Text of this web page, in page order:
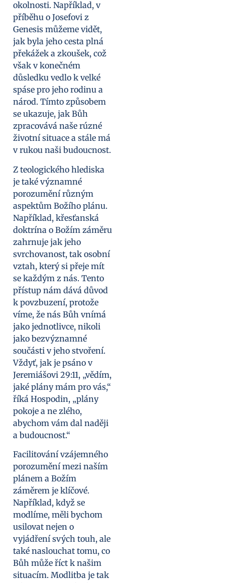
okolnosti. Například, v
příběhu o Josefovi z
Genesis můžeme vidět,
jak byla jeho cesta plná
překážek a zkoušek, což
však v konečném
důsledku vedlo k velké
spáse pro jeho rodinu a
národ. Tímto způsobem
se ukazuje, jak Bůh
zpracovává naše rúzné
životní situace a stále má
v rukou naši budoucnost.
Z teologického hlediska
je také významné
porozumění různým
aspektům Božího plánu.
Například, křesťanská
doktrína o Božím záměru
zahrnuje jak jeho
svrchovanost, tak osobní
vztah, který si přeje mít
se každým z nás. Tento
přístup nám dává důvod
k povzbuzení, protože
víme, že nás Bůh vnímá
jako jednotlivce, nikoli
jako bezvýznamné
součásti v jeho stvoření.
Vždyť, jak je psáno v
Jeremiášovi 29:11, „vědím,
jaké plány mám pro vás,“
říká Hospodin, „plány
pokoje a ne zlého,
abychom vám dal naději
a budoucnost.“
Facilitování vzájemného
porozumění mezi naším
plánem a Božím
záměrem je klíčové.
Například, když se
modlíme, měli bychom
usilovat nejen o
vyjádření svých touh, ale
také naslouchat tomu, co
Bůh může říct k našim
situacím. Modlitba je tak